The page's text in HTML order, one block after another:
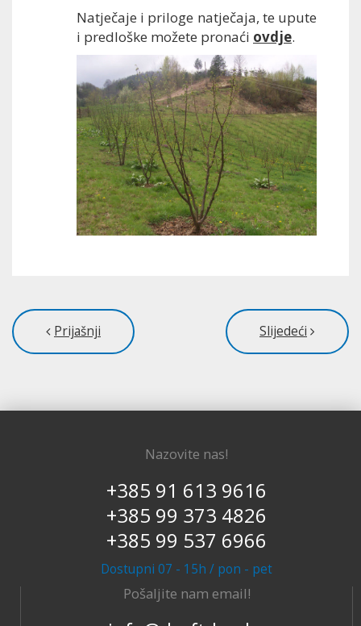
Natječaje i priloge natječaja, te upute
i predloške možete pronaći ovdje.
Prijašnji Slijedeći
Nazovite nas!
+385 91 613 9616
+385 99 373 4826
+385 99 537 6966
Dostupni 07 - 15h / pon - pet
Pošaljite nam email!